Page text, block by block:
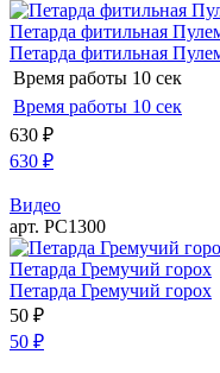
Петарда фитильная
Петарда фитильная
Время работы 10 сек
Время работы 10 сек
630 ₽
630 ₽
Видео
арт. РС1300
Петарда Гремучий горох
Петарда Гремучий горох
50 ₽
50 ₽